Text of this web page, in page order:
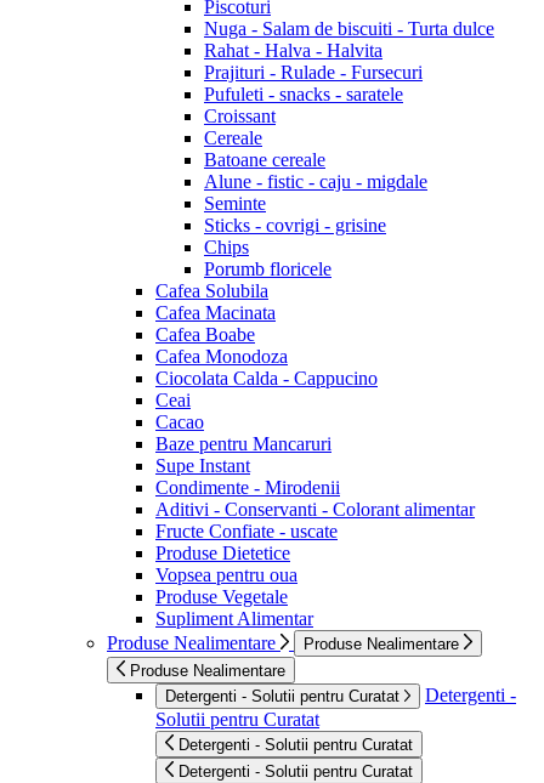
Piscoturi
Nuga - Salam de biscuiti - Turta dulce
Rahat - Halva - Halvita
Prajituri - Rulade - Fursecuri
Pufuleti - snacks - saratele
Croissant
Cereale
Batoane cereale
Alune - fistic - caju - migdale
Seminte
Sticks - covrigi - grisine
Chips
Porumb floricele
Cafea Solubila
Cafea Macinata
Cafea Boabe
Cafea Monodoza
Ciocolata Calda - Cappucino
Ceai
Cacao
Baze pentru Mancaruri
Supe Instant
Condimente - Mirodenii
Aditivi - Conservanti - Colorant alimentar
Fructe Confiate - uscate
Produse Dietetice
Vopsea pentru oua
Produse Vegetale
Supliment Alimentar
Produse Nealimentare
Produse Nealimentare
Produse Nealimentare
Detergenti - Solutii pentru Curatat
Detergenti -
Solutii pentru Curatat
Detergenti - Solutii pentru Curatat
Detergenti - Solutii pentru Curatat